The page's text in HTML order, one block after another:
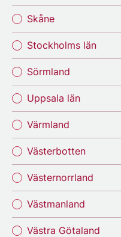
Skåne
Stockholms län
Sörmland
Uppsala län
Värmland
Västerbotten
Västernorrland
Västmanland
Västra Götaland